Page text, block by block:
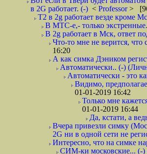
в 2G работает. (-) < Professor>
T2 в 2g работает везде кроме
В МТС-е,- только
В 2g работает в Мск, ответ
Что-то мне не верится, что
16:20
А как симка Дэником
Автоматически.. (-)
Автоматически - это
Видимо,
01-01-2019 16:42
Только мне
01-01-2019 16:44
Да, кстати, а
Вчера привезли симку
2G ни в одной сети не
Интересно, что на симке
СИМ-ки московские... (-)